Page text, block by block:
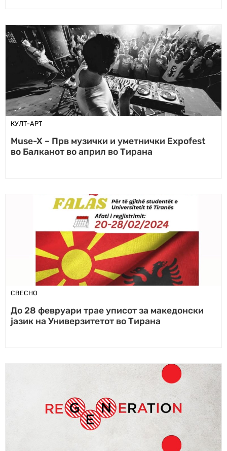
КУЛТ-АРТ
Muse-X – Прв музички и уметнички Expofest
во Балканот во април во Тирана
СВЕСНО
До 28 февруари трае уписот за македонски
јазик на Универзитетот во Тирана